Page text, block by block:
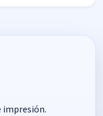
impresión.